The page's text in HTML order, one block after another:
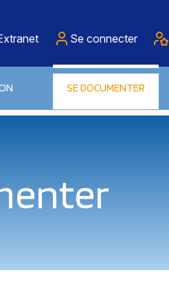
Se connecter
SE DOCUMENTER